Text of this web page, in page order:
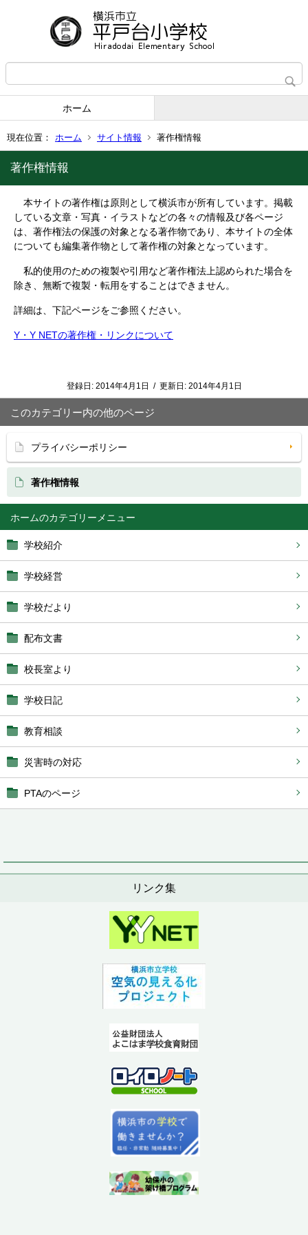
ホーム
現在位置： ホーム サイト情報 著作権情報
ホーム
学校紹介
学校経営
学校だより
配布文書
校長室より
学校日記
教育相談
災害時の対応
PTAのページ
リンク集
著作権情報
本サイトの著作権は原則として横浜市が所有しています。掲載
している文章・写真・イラストなどの各々の情報及び各ページ
は、著作権法の保護の対象となる著作物であり、本サイトの全体
についても編集著作物として著作権の対象となっています。
私的使用のための複製や引用など著作権法上認められた場合を
除き、無断で複製・転用をすることはできません。
詳細は、下記ページをご参照ください。
Y・Y NETの著作権・リンクについて
登録日: 2014年4月1日 / 更新日: 2014年4月1日
このカテゴリー内の他のページ
プライバシーポリシー
著作権情報